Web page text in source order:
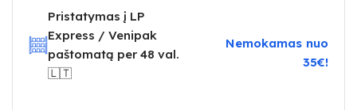
Pristatymas į LP
Express / Venipak
paštomatą per 48 val.
🇱🇹
Nemokamas nuo
35€!